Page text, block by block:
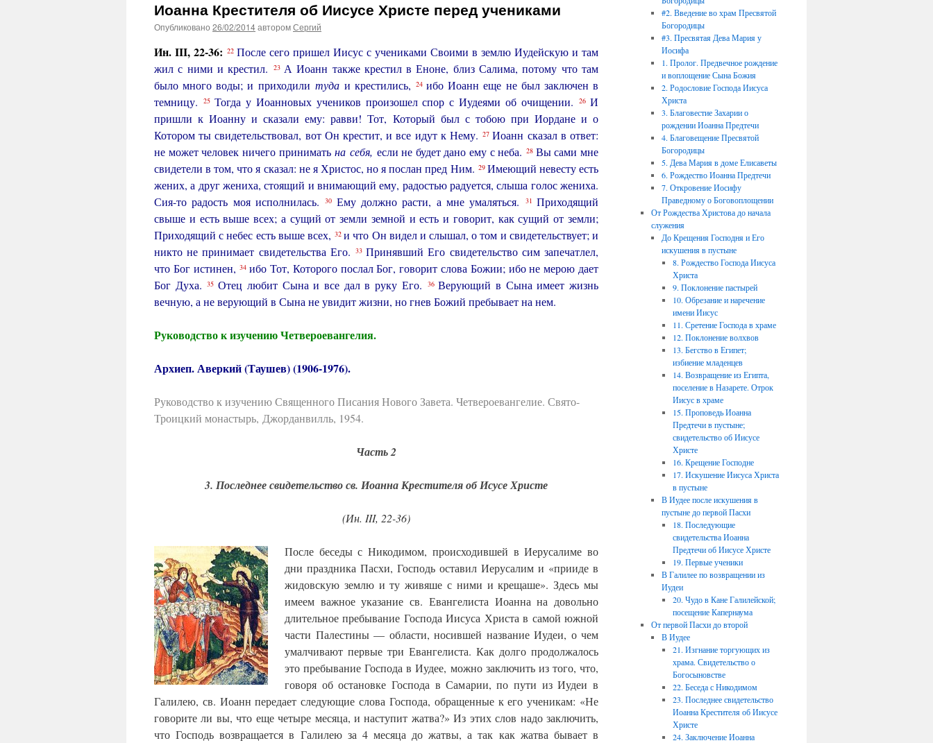
Иоанна Крестителя об Иисусе Христе перед учениками
Опубликовано 26/02/2014авторомСергий
Ин. III, 22-36: 22 После сего пришел Иисус с учениками Своими в землю Иудейскую и там
жил с ними и крестил.
23 А Иоанн также крестил в Еноне, близ Салима, потому что там
было много воды; и приходили тудаи крестились,24ибо Иоанн еще не был заключен в
темницу.
25 Тогда у Иоанновых учеников произошел спор с Иудеями об очищении.26И
пришли к Иоанну и сказали ему: равви! Тот, Который был с тобою при Иордане и о
Котором ты свидетельствовал, вот Он крестит, и все идут к Нему.27Иоанн сказал в ответ:
не может человек ничего приниматьна себя, если не будет дано ему с неба.28 Вы сами мне
свидетели в том, что я сказал: не я Христос, но я послан пред Ним. 29 Имеющий невесту есть
жених, а друг жениха, стоящий и внимающий ему, радостью радуется, слыша голос жениха.
Сия-то радость моя исполнилась.30 Ему должно расти, а мне умаляться. 31Приходящий
свыше и есть выше всех; а сущий от земли земной и есть и говорит, как сущий от земли;
Приходящий с небес есть выше всех,32и что Он видел и слышал, о том и свидетельствует; и
никто не принимает свидетельства Его. 33Принявший Его свидетельство сим запечатлел,
что Бог истинен,34ибо Тот, Которого послал Бог, говорит слова Божии; ибо не мерою дает
Бог Духа.35Отец любит Сына и все дал в руку Его. 36Верующий в Сына имеет жизнь
вечную, а не верующий в Сына не увидит жизни, но гнев Божий пребывает на нем.
Руководство к изучению Четвероевангелия.
Архиеп. Аверкий (Таушев) (1906-1976).
Руководство к изучению Священного Писания Нового Завета. Четвероевангелие. Свято-
Троицкий монастырь, Джорданвилль, 1954.
Часть 2
3. Последнее свидетельство св. Иоанна Крестителя об Исусе Христе
(Ин. III, 22-36)
После беседы с Никодимом, происходившей в Иерусалиме во
дни праздника Пасхи, Господь оставил Иерусалим и «прииде в
жидовскую землю и ту живяше с ними и крещаше». Здесь мы
имеем важное указание св. Евангелиста Иоанна на довольно
длительное пребывание Господа Иисуса Христа в самой южной
части Палестины — области, носившей название Иудеи, о чем
умалчивают первые три Евангелиста. Как долго продолжалось
это пребывание Господа в Иудее, можно заключить из того, что,
говоря об остановке Господа в Самарии, по пути из Иудеи в
Галилею, св. Иоанн передает следующие слова Господа, обращенные к его ученикам: «Не
говорите ли вы, что еще четыре месяца, и наступит жатва?» Из этих слов надо заключить,
что Господь возвращается в Галилею за 4 месяца до жатвы, а так как жатва бывает в
#2. Введение во храм Пресвятой
Богородицы
#3. Пресвятая Дева Мария у
Иосифа
1. Пролог. Предвечное рождение
и воплощение Сына Божия
2. Родословие Господа Иисуса
Христа
3. Благовестие Захарии о
рождении Иоанна Предтечи
4. Благовещение Пресвятой
Богородицы
5. Дева Мария в доме Елисаветы
6. Рождество Иоанна Предтечи
7. Откровение Иосифу
Праведному о Боговоплощении
От Рождества Христова до начала
служения
До Крещения Господня и Его
искушения в пустыне
8. Рождество Господа Иисуса
Христа
9. Поклонение пастырей
10. Обрезание и наречение
имени Иисус
11. Сретение Господа в храме
12. Поклонение волхвов
13. Бегство в Египет;
избиение младенцев
14. Возвращение из Египта,
поселение в Назарете. Отрок
Иисус в храме
15. Проповедь Иоанна
Предтечи в пустыне;
свидетельство об Иисусе
Христе
16. Крещение Господне
17. Искушение Иисуса Христа
в пустыне
В Иудее после искушения в
пустыне до первой Пасхи
18. Последующие
свидетельства Иоанна
Предтечи об Иисусе Христе
19. Первые ученики
В Галилее по возвращении из
Иудеи
20. Чудо в Кане Галилейской;
посещение Капернаума
От первой Пасхи до второй
В Иудее
21. Изгнание торгующих из
храма. Свидетельство о
Богосыновстве
22. Беседа с Никодимом
23. Последнее свидетельство
Иоанна Крестителя об Иисусе
Христе
24. Заключение Иоанна